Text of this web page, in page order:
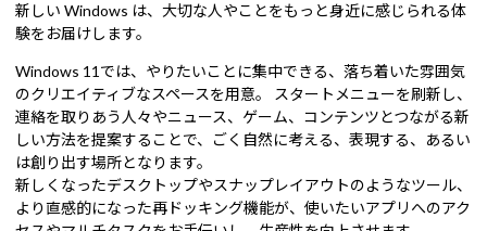
新しい Windows は、大切な人やことをもっと身近に感じられる体
験をお届けします。
Windows 11では、やりたいことに集中できる、落ち着いた雰囲気
のクリエイティブなスペースを用意。 スタートメニューを刷新し、
連絡を取りあう人々やニュース、ゲーム、コンテンツとつながる新
しい方法を提案することで、ごく自然に考える、表現する、あるい
は創り出す場所となります。
新しくなったデスクトップやスナップレイアウトのようなツール、
より直感的になった再ドッキング機能が、使いたいアプリへのアク